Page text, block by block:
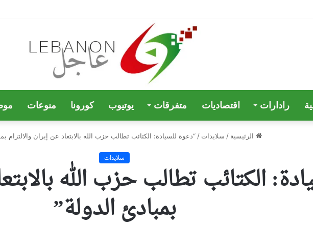
رادارات اقتصاديات متفرقات يوتيوب كورونا منوعات
الرئيسية / سلايدات / “دعوة للسيادة: الكتائب تطالب حزب الله بالابتعاد عن إيران والالتزام
سلايدات
الكتائب تطالب حزب الله
بمبادئ الدولة”